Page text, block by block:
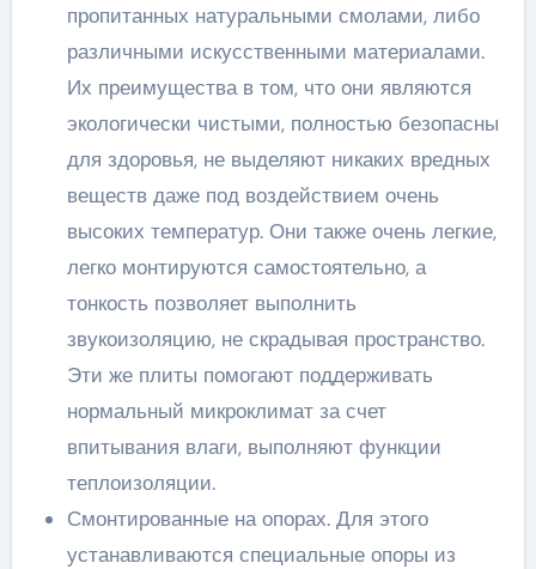
пропитанных натуральными смолами, либо
различными искусственными материалами.
Их преимущества в том, что они являются
экологически чистыми, полностью безопасны
для здоровья, не выделяют никаких вредных
веществ даже под воздействием очень
высоких температур. Они также очень легкие,
легко монтируются самостоятельно, а
тонкость позволяет выполнить
звукоизоляцию, не скрадывая пространство.
Эти же плиты помогают поддерживать
нормальный микроклимат за счет
впитывания влаги, выполняют функции
теплоизоляции.
Смонтированные на опорах. Для этого
устанавливаются специальные опоры из